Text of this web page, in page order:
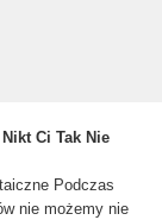
Ci Tak Nie
Podczas
nie możemy nie